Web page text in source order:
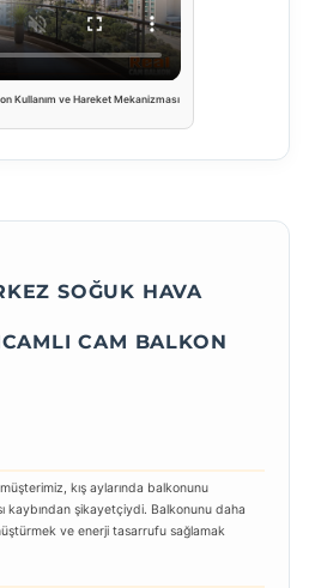
Kullanım ve Hareket Mekanizması
SOĞUK HAVA
CAM BALKON
kış aylarında balkonunu
kaybından şikayetçiydi. Balkonunu daha
ve enerji tasarrufu sağlamak